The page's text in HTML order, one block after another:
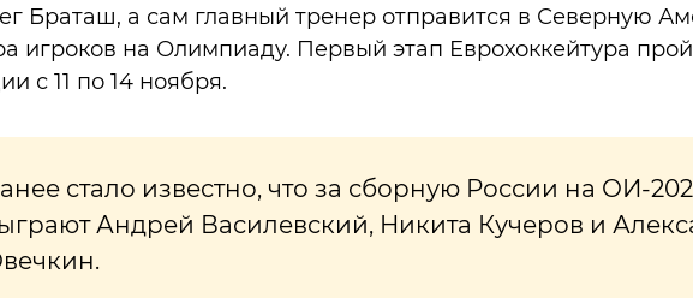
Браташ, а сам главный тренер отправится в Северную
игроков на Олимпиаду. Первый этап Еврохоккейтура
с 11 по 14 ноября.
стало известно, что за сборную России на ОИ-
Андрей Василевский, Никита Кучеров и